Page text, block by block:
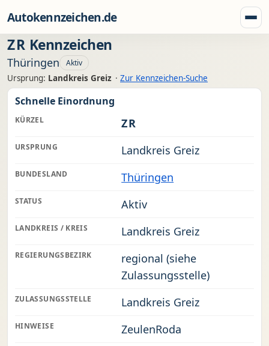
Autokennzeichen.de
ZR Kennzeichen
Thüringen Aktiv
Ursprung: Landkreis Greiz · Zur Kennzeichen-Suche
Schnelle Einordnung
KÜRZEL ZR
URSPRUNG Landkreis Greiz
BUNDESLAND Thüringen
STATUS Aktiv
LANDKREIS / KREIS Landkreis Greiz
REGIERUNGSBEZIRK
regional (siehe
Zulassungsstelle)
ZULASSUNGSSTELLE Landkreis Greiz
HINWEISE
ZeulenRoda